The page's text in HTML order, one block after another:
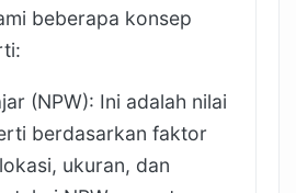
beberapa konsep
(NPW): Ini adalah nilai
berdasarkan faktor
ukuran, dan